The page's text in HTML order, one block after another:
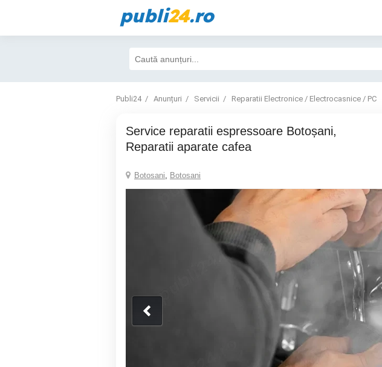
publi24.ro
Publi24 Anunțuri Servicii Reparatii Electronice / Electrocasnice / PC
Service reparatii espressoare Botoșani,
Reparatii aparate cafea
Botosani, Botosani